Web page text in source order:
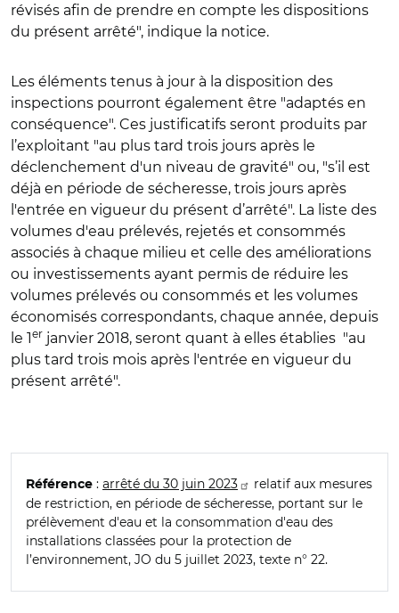
révisés afin de prendre en compte les dispositions
du présent arrêté", indique la notice.
Les éléments tenus à jour à la disposition des
inspections pourront également être "adaptés en
conséquence". Ces justificatifs seront produits par
l’exploitant "au plus tard trois jours après le
déclenchement d'un niveau de gravité" ou, "s’il est
déjà en période de sécheresse, trois jours après
l'entrée en vigueur du présent d’arrêté". La liste des
volumes d'eau prélevés, rejetés et consommés
associés à chaque milieu et celle des améliorations
ou investissements ayant permis de réduire les
volumes prélevés ou consommés et les volumes
économisés correspondants, chaque année, depuis
le 1er janvier 2018, seront quant à elles établies "au
plus tard trois mois après l'entrée en vigueur du
présent arrêté".
Référence : arrêté du 30 juin 2023
relatif aux mesures
de restriction, en période de sécheresse, portant sur le
prélèvement d'eau et la consommation d'eau des
installations classées pour la protection de
l’environnement, JO du 5 juillet 2023, texte n° 22.